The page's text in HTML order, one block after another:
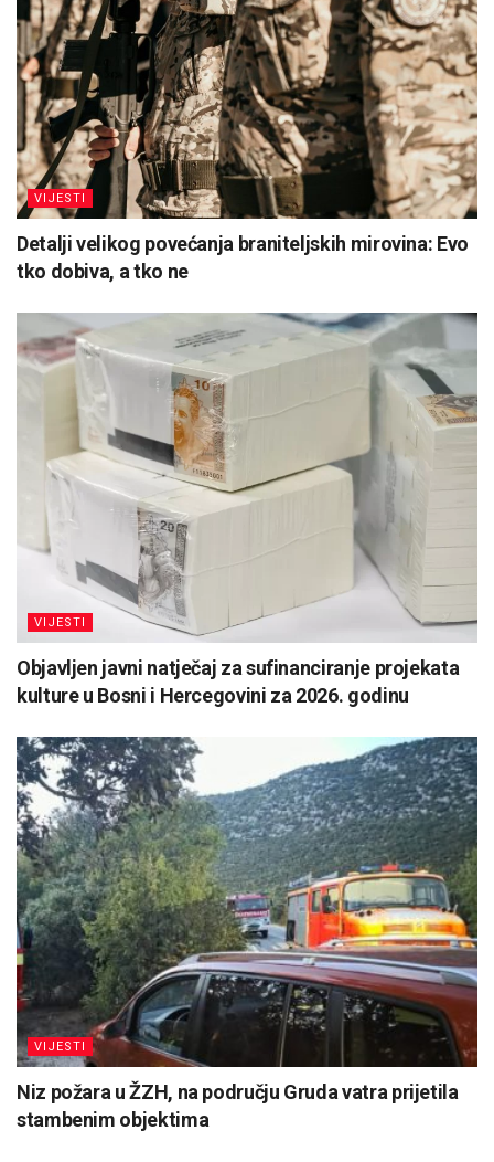
VIJESTI
Detalji velikog povećanja braniteljskih mirovina: Evo
tko dobiva, a tko ne
VIJESTI
Objavljen javni natječaj za sufinanciranje projekata
kulture u Bosni i Hercegovini za 2026. godinu
VIJESTI
Niz požara u ŽZH, na području Gruda vatra prijetila
stambenim objektima